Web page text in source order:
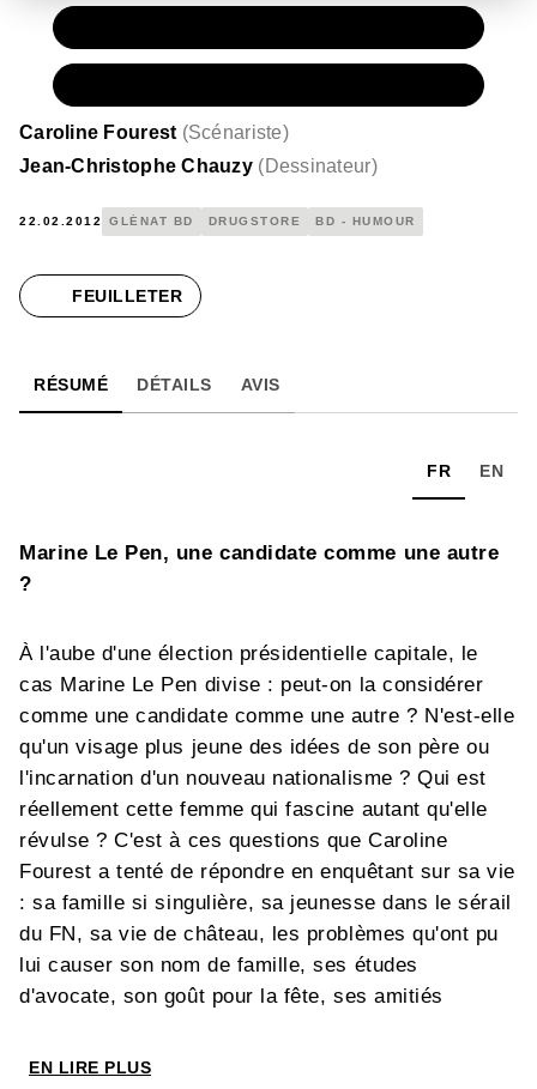
Caroline Fourest (Scénariste)
Jean-Christophe Chauzy (Dessinateur)
22.02.2012 GLÉNAT BD DRUGSTORE BD - HUMOUR
FEUILLETER
RÉSUMÉ DÉTAILS AVIS
FR EN
Marine Le Pen, une candidate comme une autre
?
À l'aube d'une élection présidentielle capitale, le
cas Marine Le Pen divise : peut-on la considérer
comme une candidate comme une autre ? N'est-elle
qu'un visage plus jeune des idées de son père ou
l'incarnation d'un nouveau nationalisme ? Qui est
réellement cette femme qui fascine autant qu'elle
révulse ? C'est à ces questions que Caroline
Fourest a tenté de répondre en enquêtant sur sa vie
: sa famille si singulière, sa jeunesse dans le sérail
du FN, sa vie de château, les problèmes qu'ont pu
lui causer son nom de famille, ses études
d'avocate, son goût pour la fête, ses amitiés
jusqu'au passage de flambeau…
EN LIRE PLUS